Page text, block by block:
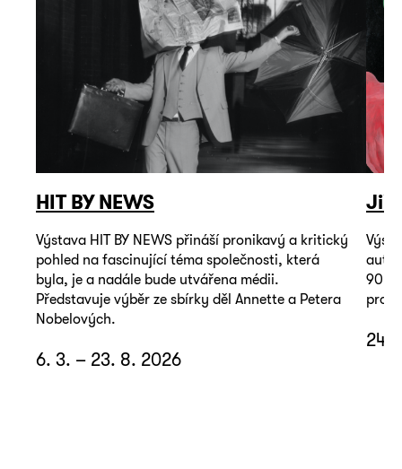
HIT BY NEWS
Výstava HIT BY NEWS přináší pronikavý a kritický
pohled na fascinující téma společnosti, která
byla, je a nadále bude utvářena médii.
Představuje výběr ze sbírky děl Annette a Petera
Nobelových.
6. 3. – 23. 8. 2026
Jiří
90.
24.